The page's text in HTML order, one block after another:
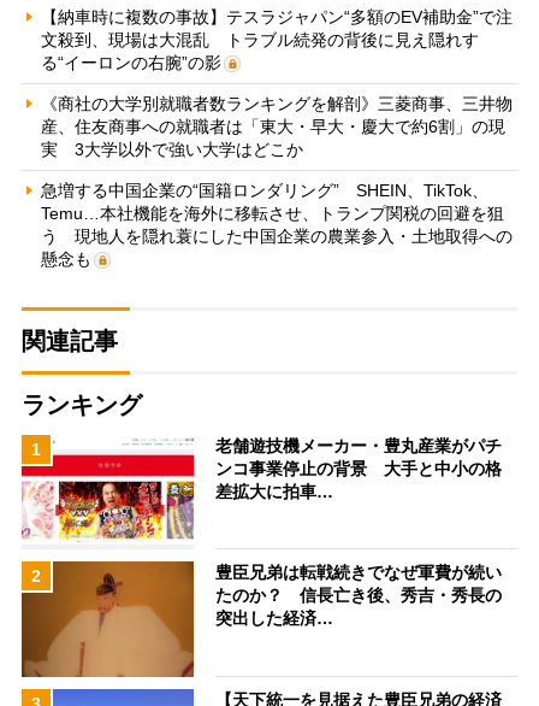
【納車時に複数の事故】テスラジャパン“多額のEV補助金”で注
文殺到、現場は大混乱 トラブル続発の背後に見え隠れす
る“イーロンの右腕”の影
《商社の大学別就職者数ランキングを解剖》三菱商事、三井物
産、住友商事への就職者は「東大・早大・慶大で約6割」の現
実 3大学以外で強い大学はどこか
急増する中国企業の“国籍ロンダリング” SHEIN、TikTok、
Temu…本社機能を海外に移転させ、トランプ関税の回避を狙
う 現地人を隠れ蓑にした中国企業の農業参入・土地取得への
懸念も
関連記事
ランキング
1
老舗遊技機メーカー・豊丸産業がパチ
ンコ事業停止の背景 大手と中小の格
差拡大に拍車…
2
豊臣兄弟は転戦続きでなぜ軍費が続い
たのか？ 信長亡き後、秀吉・秀長の
突出した経済…
【天下統一を見据えた豊臣兄弟の経済